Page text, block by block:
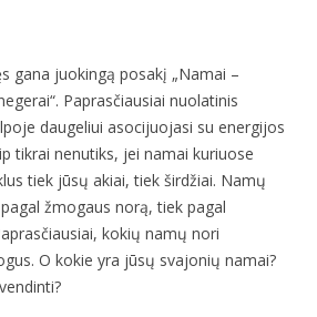
gana juokingą posakį „Namai –
Paprasčiausiai nuolatinis
daugeliui asocijuojasi su energijos
tikrai nenutiks, jei namai kuriuose
tiek jūsų akiai, tiek širdžiai. Namų
žmogaus norą, tiek pagal
kokių namų nori
O kokie yra jūsų svajonių namai?